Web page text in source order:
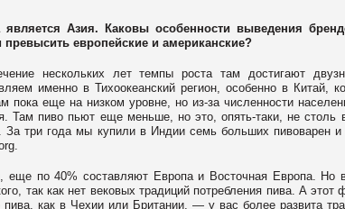
Азия. Каковы особенности выведения
европейские и американские?
нескольких лет темпы роста там достигают
именно в Тихоокеанский регион, особенно в Китай,
еще на низком уровне, но из-за численности
пиво пьют еще меньше, но это, опять-таки, не столь
За три года мы купили в Индии семь больших пивоварен и
по 40% составляют Европа и Восточная Европа. Но
так как нет вековых традиций потребления пива. А этот
как в Чехии или Британии, — у вас более развита